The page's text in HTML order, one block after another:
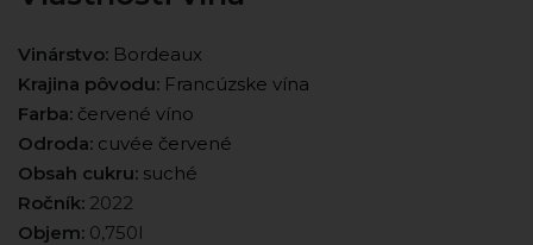
Vinárstvo: Bordeaux
Krajina pôvodu: Francúzske vína
Farba: červené víno
Odroda: cuvée červené
Obsah cukru: suché
Ročník: 2022
Objem: 0,750l